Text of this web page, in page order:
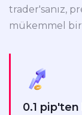
trader'sanız,
mükemmel
0.1